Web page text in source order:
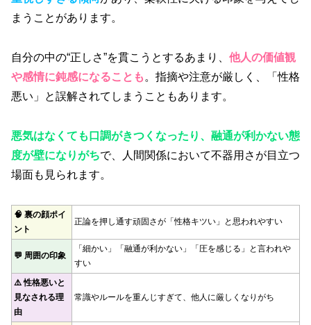
まうことがあります。
自分の中の“正しさ”を貫こうとするあまり、 他人の価値観
や感情に鈍感になることも 。指摘や注意が厳しく、「性格
悪い」と誤解されてしまうこともあります。
悪気はなくても口調がきつくなったり、融通が利かない態
度が壁になりがちで、人間関係において不器用さが目立つ
場面も見られます。
🧠 裏の顔ポイ
ント
正論を押し通す頑固さが「性格キツい」と思われやすい
💬 周囲の印象
「細かい」「融通が利かない」「圧を感じる」と言われや
すい
⚠️ 性格悪いと
見なされる理
由
常識やルールを重んじすぎて、他人に厳しくなりがち